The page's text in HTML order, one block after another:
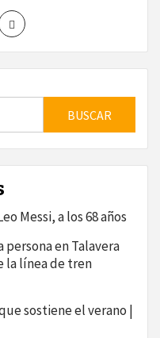
Messi, a los 68 años
en Talavera
la línea de tren
sostiene el verano |